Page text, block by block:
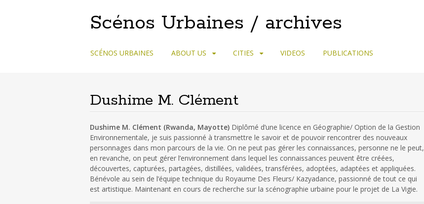
Scénos Urbaines / archives
Skip
SCÉNOS URBAINES ABOUT US CITIES VIDEOS PUBLICATIONS
Dushime M. Clément
Dushime M. Clément (Rwanda, Mayotte) Diplômé d’une licence en Géographie/ Option de la Gestion
Environnementale, je suis passionné à transmettre le savoir et de pouvoir rencontrer des nouveaux
personnages dans mon parcours de la vie. On ne peut pas gérer les connaissances, personne ne le peut,
en revanche, on peut gérer l’environnement dans lequel les connaissances peuvent être créées,
découvertes, capturées, partagées, distillées, validées, transférées, adoptées, adaptées et appliquées.
Bénévole au sein de l’équipe technique du Royaume Des Fleurs/ Kazyadance, passionné de tout ce qui
est artistique. Maintenant en cours de recherche sur la scénographie urbaine pour le projet de La Vigie.